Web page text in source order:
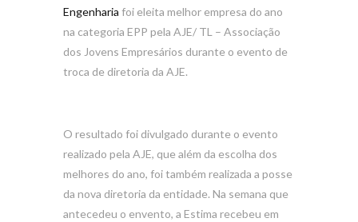
Engenharia foi eleita melhor empresa do ano
na categoria EPP pela AJE/ TL – Associação
dos Jovens Empresários durante o evento de
troca de diretoria da AJE.
O resultado foi divulgado durante o evento
realizado pela AJE, que além da escolha dos
melhores do ano, foi também realizada a posse
da nova diretoria da entidade. Na semana que
antecedeu o envento, a Estima recebeu em